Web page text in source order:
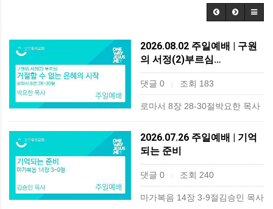
2026.08.02 주일예배 | 구원
의 서정(2)부르심…
댓글 0 | 조회 183
로마서 8장 28-30절박요한 목사
2026.07.26 주일예배 | 기억
되는 준비
댓글 0 | 조회 240
마가복음 14장 3-9절김승민 목사